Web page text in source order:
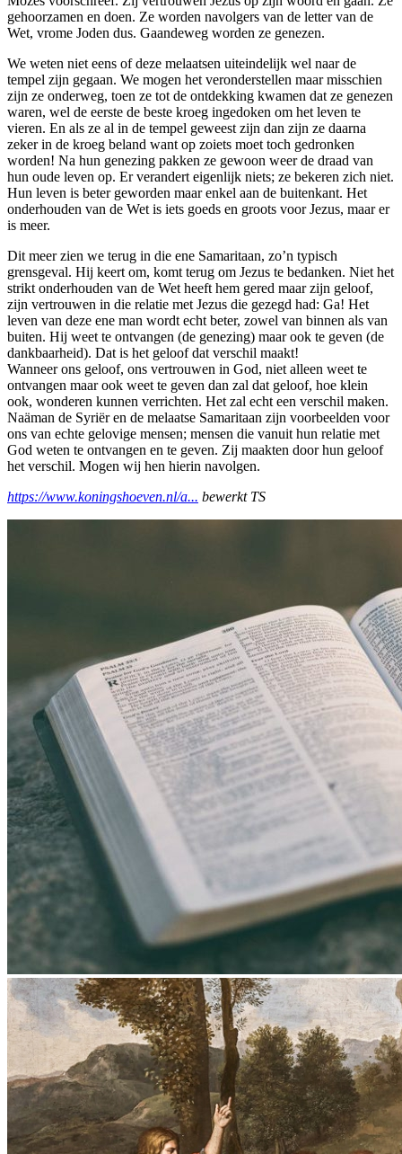
gehoorzamen en doen. Ze worden navolgers van de letter van de
Wet, vrome Joden dus. Gaandeweg worden ze genezen.
We weten niet eens of deze melaatsen uiteindelijk wel naar de
tempel zijn gegaan. We mogen het veronderstellen maar misschien
zijn ze onderweg, toen ze tot de ontdekking kwamen dat ze genezen
waren, wel de eerste de beste kroeg ingedoken om het leven te
vieren. En als ze al in de tempel geweest zijn dan zijn ze daarna
zeker in de kroeg beland want op zoiets moet toch gedronken
worden! Na hun genezing pakken ze gewoon weer de draad van
hun oude leven op. Er verandert eigenlijk niets; ze bekeren zich niet.
Hun leven is beter geworden maar enkel aan de buitenkant. Het
onderhouden van de Wet is iets goeds en groots voor Jezus, maar er
is meer.
Dit meer zien we terug in die ene Samaritaan, zo’n typisch
grensgeval. Hij keert om, komt terug om Jezus te bedanken. Niet het
strikt onderhouden van de Wet heeft hem gered maar zijn geloof,
zijn vertrouwen in die relatie met Jezus die gezegd had: Ga! Het
leven van deze ene man wordt echt beter, zowel van binnen als van
buiten. Hij weet te ontvangen (de genezing) maar ook te geven (de
dankbaarheid). Dat is het geloof dat verschil maakt!
Wanneer ons geloof, ons vertrouwen in God, niet alleen weet te
ontvangen maar ook weet te geven dan zal dat geloof, hoe klein
ook, wonderen kunnen verrichten. Het zal echt een verschil maken.
Naäman de Syriër en de melaatse Samaritaan zijn voorbeelden voor
ons van echte gelovige mensen; mensen die vanuit hun relatie met
God weten te ontvangen en te geven. Zij maakten door hun geloof
het verschil. Mogen wij hen hierin navolgen.
https://www.koningshoeven.nl/a... bewerkt TS